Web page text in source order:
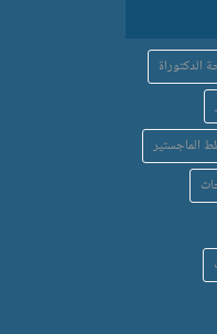
الدكتوراة
الماجستير